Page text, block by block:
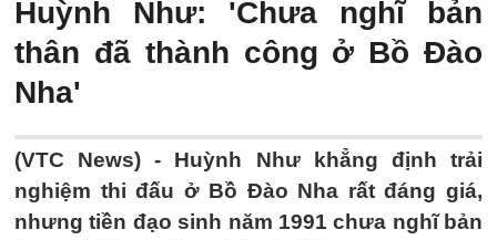
Huỳnh Như: 'Chưa nghĩ bản
thân đã thành công ở Bồ Đào
Nha'
(VTC News) - Huỳnh Như khẳng định trải
nghiệm thi đấu ở Bồ Đào Nha rất đáng giá,
nhưng tiền đạo sinh năm 1991 chưa nghĩ bản